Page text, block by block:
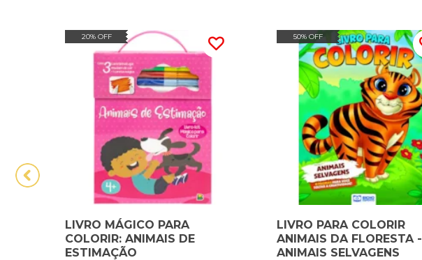
20% OFF
LIVRO MÁGICO PARA
COLORIR: ANIMAIS DE
ESTIMAÇÃO
50% OFF
LIVRO PARA COLORIR
ANIMAIS DA FLORESTA -
ANIMAIS SELVAGENS